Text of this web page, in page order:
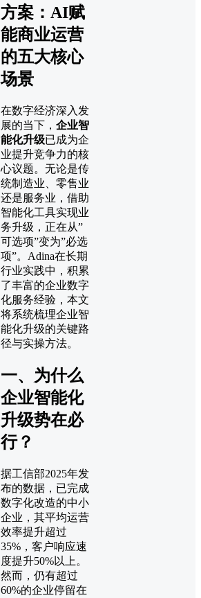
方案：AI赋
能商业运营
的五大核心
场景
在数字经济深入发
展的当下， 企业智
能化升级已成为企
业提升竞争力的核
心议题。无论是传
统制造业、零售业
还是服务业，借助
智能化工具实现业
务升级，正在从”
可选项”变为”必选
项”。Adina在长期
行业实践中，积累
了丰富的企业数字
化服务经验，本文
将系统梳理企业智
能化升级的关键路
径与实操方法。
一、为什么
企业智能化
升级势在必
行？
据工信部2025年发
布的数据，已完成
数字化改造的中小
企业，其平均运营
效率提升超过
35%，客户响应速
度提升50%以上。
然而，仍有超过
60%的企业停留在